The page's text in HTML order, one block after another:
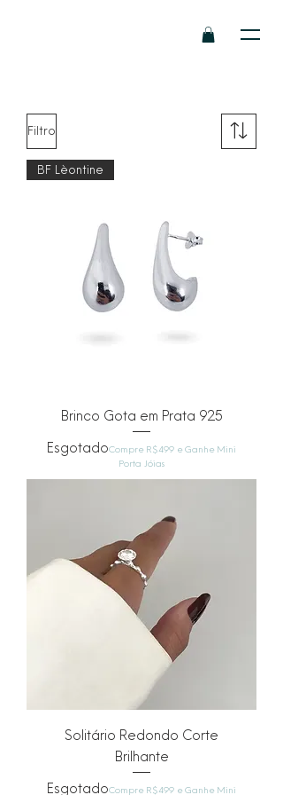
Filtro
BF Lèontine
Brinco Gota em Prata 925
EsgotadoCompre R$499 e Ganhe Mini
Porta Jóias
Solitário Redondo Corte
Brilhante
EsgotadoCompre R$499 e Ganhe Mini